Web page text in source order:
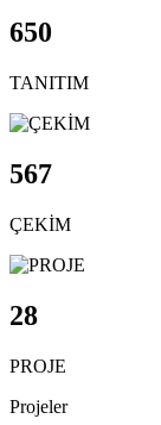
650
TANITIM
567
ÇEKİM
28
PROJE
Projeler